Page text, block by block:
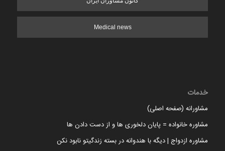
Medical news
خدمات
مشاورانه (صفحه اصلی)
مشاوره خانواده = پایان دلخوری ها و از دست دادن ها
مشاوره ازدواج | دیگه با هندوانه در بسته زندگیتو نابود نکن